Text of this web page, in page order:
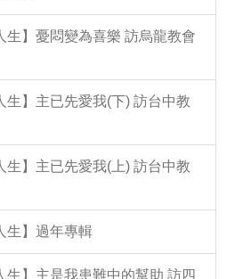
生】憂悶變為喜樂 訪烏龍教會
生】主已先愛我(下) 訪台中教
生】主已先愛我(上) 訪台中教
生】過年專輯
生】主是我患難中的幫助 訪四